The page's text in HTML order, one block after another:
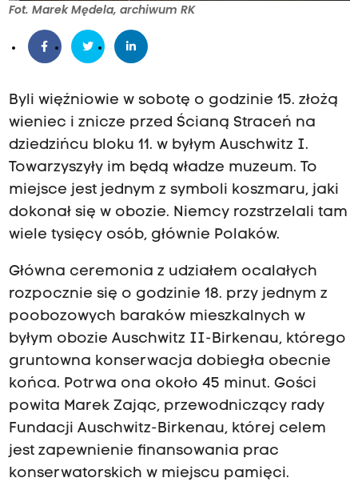
Fot. Marek Mędela, archiwum RK
Byli więźniowie w sobotę o godzinie 15. złożą
wieniec i znicze przed Ścianą Straceń na
dziedzińcu bloku 11. w byłym Auschwitz I.
Towarzyszyły im będą władze muzeum. To
miejsce jest jednym z symboli koszmaru, jaki
dokonał się w obozie. Niemcy rozstrzelali tam
wiele tysięcy osób, głównie Polaków.
Główna ceremonia z udziałem ocalałych
rozpocznie się o godzinie 18. przy jednym z
poobozowych baraków mieszkalnych w
byłym obozie Auschwitz II-Birkenau, którego
gruntowna konserwacja dobiegła obecnie
końca. Potrwa ona około 45 minut. Gości
powita Marek Zając, przewodniczący rady
Fundacji Auschwitz-Birkenau, której celem
jest zapewnienie finansowania prac
konserwatorskich w miejscu pamięci.
c
h
w
i
t
z
: